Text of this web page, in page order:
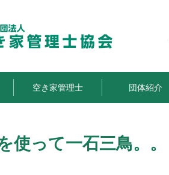
空き家管理士 団体紹介
使って一石三鳥。。